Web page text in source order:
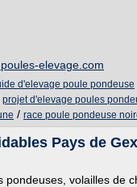
elevage.com
d'elevage poule pondeuse
projet d'elevage poules
/ race poule pondeuse
Pays de
pondeuses, volailles de